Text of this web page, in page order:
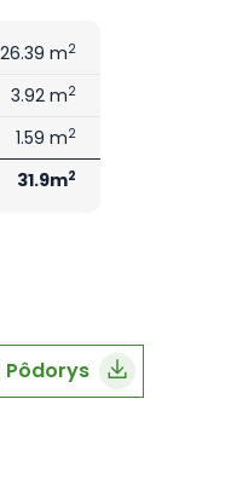
26.39 m2
3.92 m2
1.59 m2
31.9m2
Pôdorys